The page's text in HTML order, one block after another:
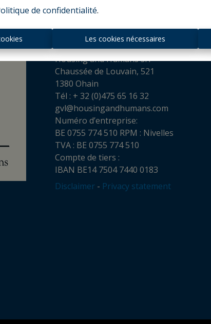
de confidentialité.
Les cookies nécessaires
Contact
Housing and Humans srl
Chaussée de Louvain, 521
1380 Ohain
Tél : + 32 (0)475 65 16 32
gvl@housingandhumans.com
Numéro d’entreprise:
BE 0755 774 510 RPM : Nivelles
TVA : BE 0755 774 510
Compte de tiers :
IBAN BE14 7504 7440 0183
Disclaimer - Privacy statement